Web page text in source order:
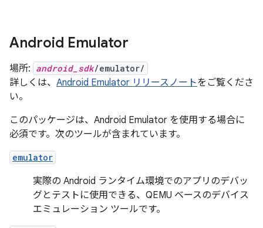
Android Emulator
場所: android_sdk/emulator/
詳しくは、 Android Emulator リリースノートをご覧くださ
い。
このパッケージは、Android Emulator を使用する場合に
必須です。次のツールが含まれています。
emulator
実際の Android ランタイム環境でのアプリのデバッ
グとテストに使用できる、QEMU ベースのデバイス
エミュレーション ツールです。